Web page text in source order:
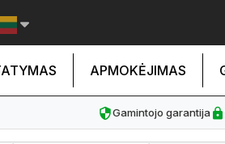
APMOKĖJIMAS
Gamintojo garantija